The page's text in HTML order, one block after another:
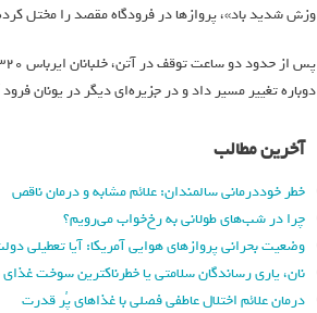
وزش شدید باد»، پروازها در فرودگاه مقصد را مختل
دوباره تغییر مسیر داد و در جزیره‌ای دیگر در یونان
آخرین مطالب
خطر خوددرمانی سالمندان: علائم مشابه و درمان ناقص
چرا در شب‌های طولانی به رخ‌خواب می‌رویم؟
وضعیت بحرانی پروازهای هوایی آمریکا: آیا تعطیلی
نان، یاری رساندگان سلامتی یا خطرناکترین سوخت غذای
درمان علائم اختلال عاطفی فصلی با غذاهای پُر قدرت